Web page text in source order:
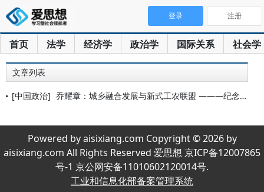
首页 法学 经济学 政治学 国际关系 社会学
登录 注册
文章列表
[中国政治] 乔耀章：城乡融合发展与新式工农联盟 ———纪念中华人民共和国
Powered by aisixiang.com Copyright © 2026 by
aisixiang.com All Rights Reserved 爱思想 京ICP备12007865
号-1 京公网安备11010602120014号.
工业和信息化部备案管理系统